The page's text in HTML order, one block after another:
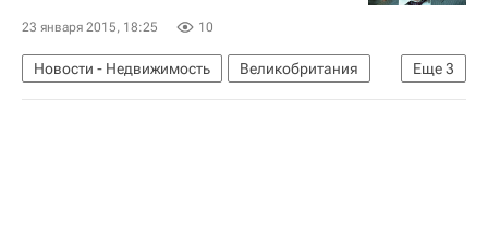
23 января 2015, 18:25 10
Еще3
Новости - Недвижимость
Великобритания
Суды
Сергей Полонский Россия